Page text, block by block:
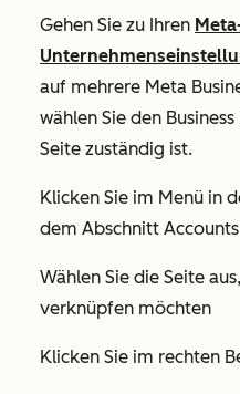
Gehen Sie zu Ihren
auf mehrere Meta
wählen Sie den
Seite zuständig ist.
Klicken Sie im Menü in
dem Abschnitt Accounts
Wählen Sie die Seite
verknüpfen möchten
Klicken Sie im rechten